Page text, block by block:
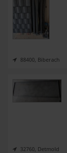
88400, Biberach
32760, Detmold